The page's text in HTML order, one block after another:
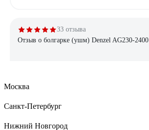
33 отзыва
Отзыв о болгарке (ушм) Denzel AG230-2400
203 отзыва
Москва
Санкт-Петербург
Нижний Новгород